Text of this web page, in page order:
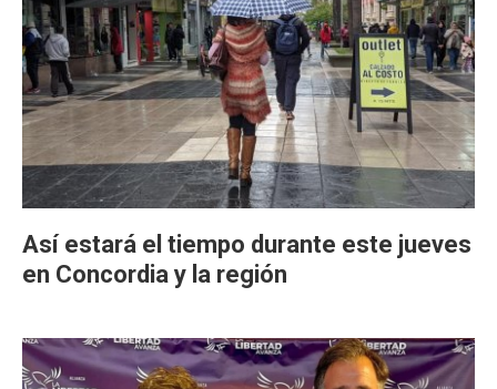
Así estará el tiempo durante este jueves
en Concordia y la región